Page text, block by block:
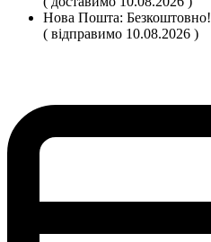
Нова Пошта: Безкоштовно!
( відправимо 10.08.2026 )